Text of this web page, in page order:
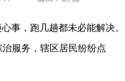
事，跑几趟都未必能解决。
服务，辖区居民纷纷点